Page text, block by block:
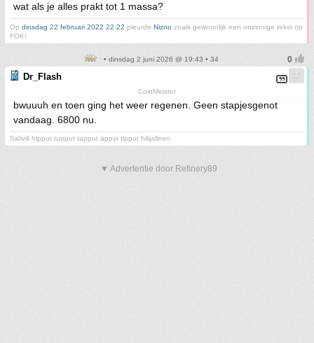
wat als je alles prakt tot 1 massa?
Op dinsdag 22 februari 2022 22:22 pleurde Nizno zoals gewoonlijk een onzinnige tekst op
FOK!
• dinsdag 2 juni 2026 @ 19:43 • 34
Dr_Flash
CoinMeister
bwuuuh en toen ging het weer regenen. Geen stapjesgenot
vandaag. 6800 nu.
Salivili hipput tupput tapput äppyt tipput hilijalleen
▼ Advertentie door Refinery89